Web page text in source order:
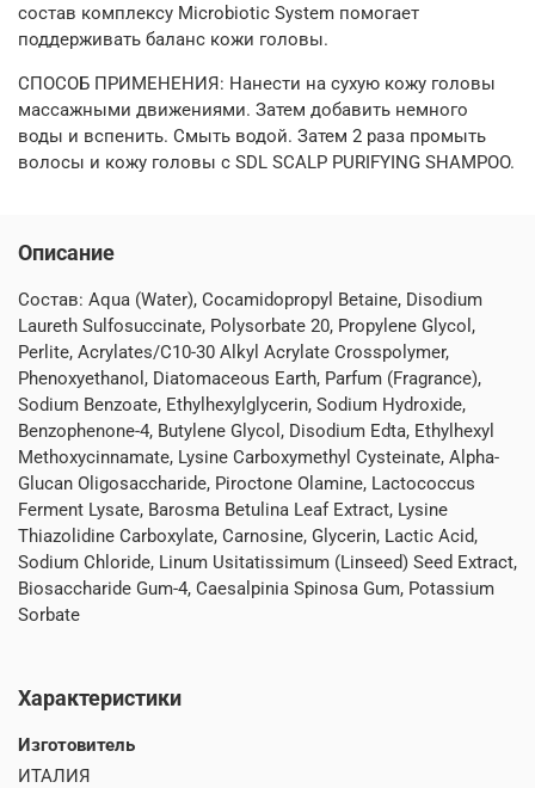
состав комплексу Microbiotic System помогает
поддерживать баланс кожи головы.
СПОСОБ ПРИМЕНЕНИЯ: Нанести на сухую кожу головы
массажными движениями. Затем добавить немного
воды и вспенить. Смыть водой. Затем 2 раза промыть
волосы и кожу головы с SDL SCALP PURIFYING SHAMPOO.
Описание
Состав: Aqua (Water), Cocamidopropyl Betaine, Disodium
Laureth Sulfosuccinate, Polysorbate 20, Propylene Glycol,
Perlite, Acrylates/C10-30 Alkyl Acrylate Crosspolymer,
Phenoxyethanol, Diatomaceous Earth, Parfum (Fragrance),
Sodium Benzoate, Ethylhexylglycerin, Sodium Hydroxide,
Benzophenone-4, Butylene Glycol, Disodium Edta, Ethylhexyl
Methoxycinnamate, Lysine Carboxymethyl Cysteinate, Alpha-
Glucan Oligosaccharide, Piroctone Olamine, Lactococcus
Ferment Lysate, Barosma Betulina Leaf Extract, Lysine
Thiazolidine Carboxylate, Carnosine, Glycerin, Lactic Acid,
Sodium Chloride, Linum Usitatissimum (Linseed) Seed Extract,
Biosaccharide Gum-4, Caesalpinia Spinosa Gum, Potassium
Sorbate
Характеристики
Изготовитель
ИТАЛИЯ